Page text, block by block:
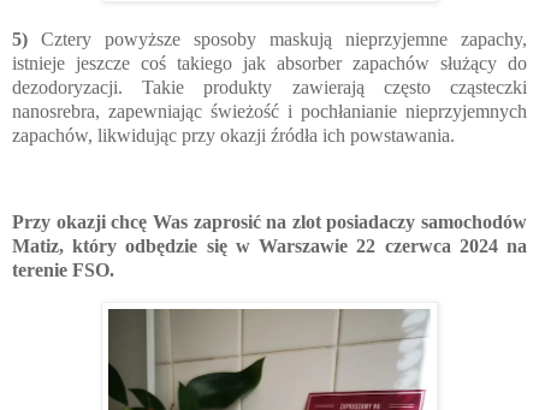
5) Cztery powyższe sposoby maskują nieprzyjemne zapachy,
istnieje jeszcze coś takiego jak absorber zapachów służący do
dezodoryzacji. Takie produkty zawierają często cząsteczki
nanosrebra, zapewniając świeżość i pochłanianie nieprzyjemnych
zapachów, likwidując przy okazji źródła ich powstawania.
Przy okazji chcę Was zaprosić na zlot posiadaczy samochodów
Matiz, który odbędzie się w Warszawie 22 czerwca 2024 na
terenie FSO.